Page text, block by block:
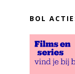
BOL